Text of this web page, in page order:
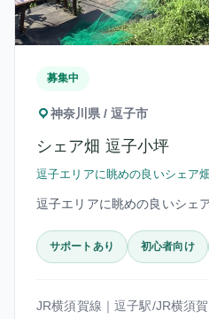
募集中
神奈川県 / 逗子市
シェア畑 逗子小坪
逗子エリアに眺めの良いシェア畑
逗子エリアに眺めの良いシェ
サポートあり 初心者向け
JR横須賀線｜逗子駅/JR横須